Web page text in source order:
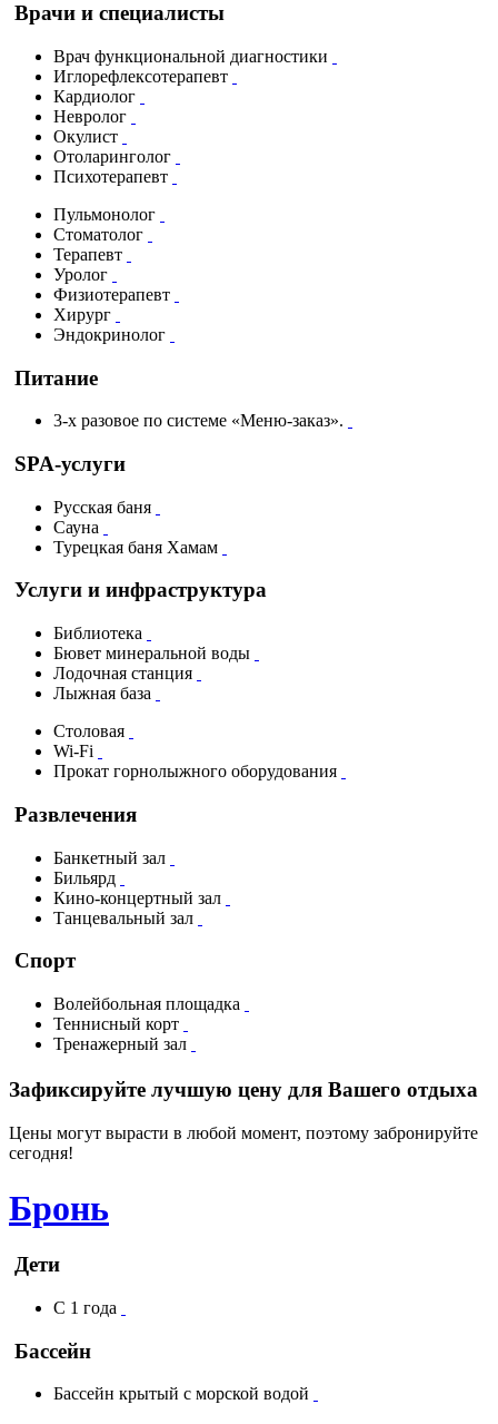
Врачи и специалисты
Врач функциональной диагностики
Иглорефлексотерапевт
Кардиолог
Невролог
Окулист
Отоларинголог
Психотерапевт
Пульмонолог
Стоматолог
Терапевт
Уролог
Физиотерапевт
Хирург
Эндокринолог
Питание
3-х разовое по системе «Меню-заказ».
SPA-услуги
Русская баня
Сауна
Турецкая баня Хамам
Услуги и инфраструктура
Библиотека
Бювет минеральной воды
Лодочная станция
Лыжная база
Столовая
Wi-Fi
Прокат горнолыжного оборудования
Развлечения
Банкетный зал
Бильярд
Кино-концертный зал
Танцевальный зал
Спорт
Волейбольная площадка
Теннисный корт
Тренажерный зал
Зафиксируйте лучшую цену для Вашего отдыха
Цены могут вырасти в любой момент, поэтому забронируйте
сегодня!
Бронь
Дети
С 1 года
Бассейн
Бассейн крытый с морской водой